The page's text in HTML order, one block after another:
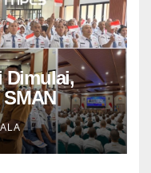
Dimulai,
Siap
Baru